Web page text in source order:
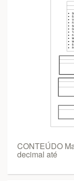
CONTEÚDO
decimal até